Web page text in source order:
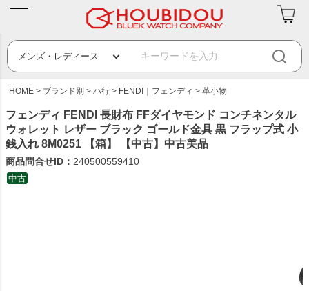
HOME ブランド別 ハ行 FENDI｜フェンディ 革小物
フェンディ FENDI 長財布 FFダイヤモンド コンチネンタル
ウォレット レザー ブラック ゴールド金具 黒 フラップ式 小
銭入れ 8M0251 【箱】 【中古】中古美品
商品問合せID： 240500559410
中古